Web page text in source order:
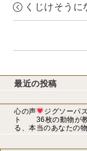
くじけそう
最近の投稿
心の声
ジグソーパ
ト 36枚の動物が
る、本当のあなたの